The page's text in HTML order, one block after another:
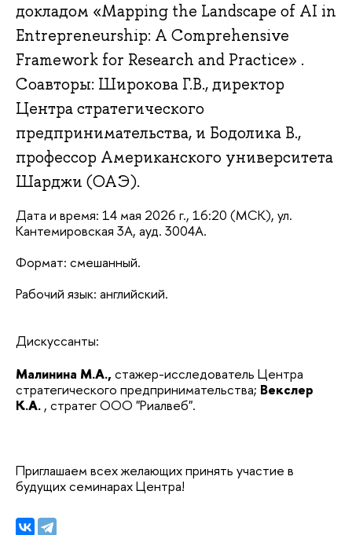
докладом «Mapping the Landscape of AI in
Entrepreneurship: A Comprehensive
Framework for Research and Practice» .
Соавторы: Широкова Г.В., директор
Центра стратегического
предпринимательства, и Бодолика В.,
профессор Американского университета
Шарджи (ОАЭ).
Дата и время: 14 мая 2026 г., 16:20 (МСК), ул.
Кантемировская 3А, ауд. 3004А.
Формат: смешанный.
Рабочий язык: английский.
Дискуссанты:
Малинина М.А.,стажер-исследователь Центра
стратегического предпринимательства; Векслер
К.А. , стратег ООО "Риалвеб".
Приглашаем всех желающих принять участие в
будущих семинарах Центра!